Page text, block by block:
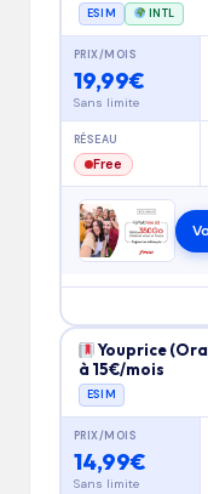
ESIM INTL
PRIX/MOIS
19,99€
Sans limite
RÉSEAU
Free
Youprice
à 15€/mois
ESIM
PRIX/MOIS
14,99€
Sans limite